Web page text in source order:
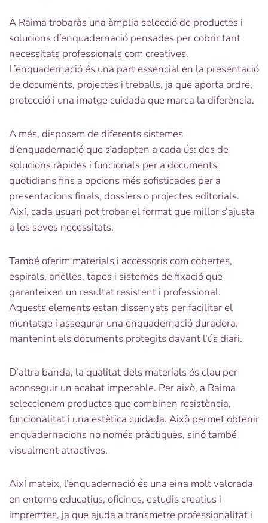
A Raima trobaràs una àmplia selecció de productes i
solucions d’enquadernació pensades per cobrir tant
necessitats professionals com creatives.
L’enquadernació és una part essencial en la presentació
de documents, projectes i treballs, ja que aporta ordre,
protecció i una imatge cuidada que marca la diferència.
A més, disposem de diferents sistemes
d’enquadernació que s’adapten a cada ús: des de
solucions ràpides i funcionals per a documents
quotidians fins a opcions més sofisticades per a
presentacions finals, dossiers o projectes editorials.
Així, cada usuari pot trobar el format que millor s’ajusta
a les seves necessitats.
També oferim materials i accessoris com cobertes,
espirals, anelles, tapes i sistemes de fixació que
garanteixen un resultat resistent i professional.
Aquests elements estan dissenyats per facilitar el
muntatge i assegurar una enquadernació duradora,
mantenint els documents protegits davant l’ús diari.
D’altra banda, la qualitat dels materials és clau per
aconseguir un acabat impecable. Per això, a Raima
seleccionem productes que combinen resistència,
funcionalitat i una estètica cuidada. Això permet obtenir
enquadernacions no només pràctiques, sinó també
visualment atractives.
Així mateix, l’enquadernació és una eina molt valorada
en entorns educatius, oficines, estudis creatius i
impremtes, ja que ajuda a transmetre professionalitat i